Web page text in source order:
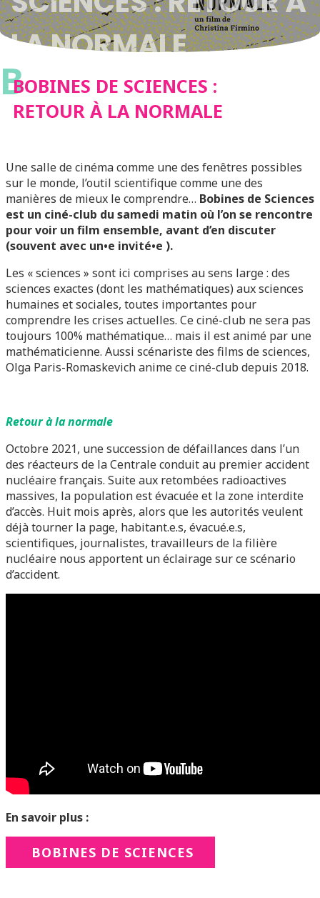
LA NORMALE
BBOBINES DE SCIENCES :
RETOUR À LA NORMALE
Une salle de cinéma comme une des fenêtres possibles
sur le monde, l’outil scientifique comme une des
manières de mieux le comprendre… Bobines de Sciences
est un ciné-club du samedi matin où l’on se rencontre
pour voir un film ensemble, avant d’en discuter
(souvent avec un•e invité•e ).
Les « sciences » sont ici comprises au sens large : des
sciences exactes (dont les mathématiques) aux sciences
humaines et sociales, toutes importantes pour
comprendre les crises actuelles. Ce ciné-club ne sera pas
toujours 100% mathématique… mais il est animé par une
mathématicienne. Aussi scénariste des films de sciences,
Olga Paris-Romaskevich anime ce ciné-club depuis 2018.
Retour à la normale
Octobre 2021, une succession de défaillances dans l’un
des réacteurs de la Centrale conduit au premier accident
nucléaire français. Suite aux retombées radioactives
massives, la population est évacuée et la zone interdite
d’accès. Huit mois après, alors que les autorités veulent
déjà tourner la page, habitant.e.s, évacué.e.s,
scientifiques, journalistes, travailleurs de la filière
nucléaire nous apportent un éclairage sur ce scénario
d’accident.
En savoir plus :
BOBINES DE SCIENCES